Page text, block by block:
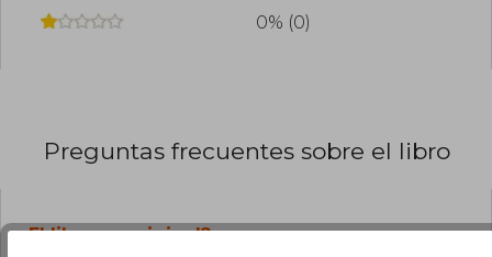
0% (0)
Preguntas frecuentes sobre el libro
¿El libro es original?